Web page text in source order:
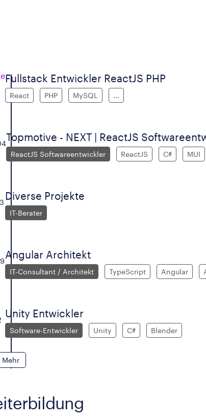
Fullstack Entwickler ReactJS PHP
React PHP MySQL ...
Topmotive - NEXT | ReactJS
ReactJS Softwareentwickler ReactJS C# MUI
Diverse Projekte
IT-Berater
Angular Architekt
IT-Consultant / Architekt TypeScript Angular
Unity Entwickler
Software-Entwickler Unity C# Blender
Mehr